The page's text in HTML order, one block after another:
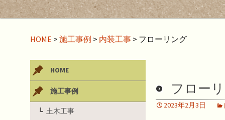
HOME > 施工事例 > 内装工事 > フローリング
フロー
2023年2月3日
HOME
施工事例
土木工事